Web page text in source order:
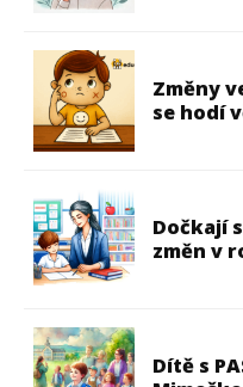
Změny
se hodí
Dočkají
změn v
Dítě s